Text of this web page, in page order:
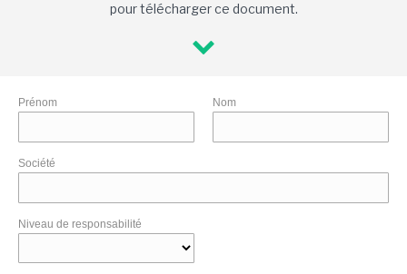
pour télécharger ce document.
Prénom Nom
Société
Niveau de responsabilité